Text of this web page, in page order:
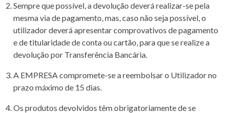
Sempre que possível, a devolução deverá realizar-se pela
mesma via de pagamento, mas, caso não seja possível, o
utilizador deverá apresentar comprovativos de pagamento
e de titularidade de conta ou cartão, para que se realize a
devolução por Transferência Bancária.
A EMPRESA compromete-se a reembolsar o Utilizador no
prazo máximo de 15 dias.
Os produtos devolvidos têm obrigatoriamente de se